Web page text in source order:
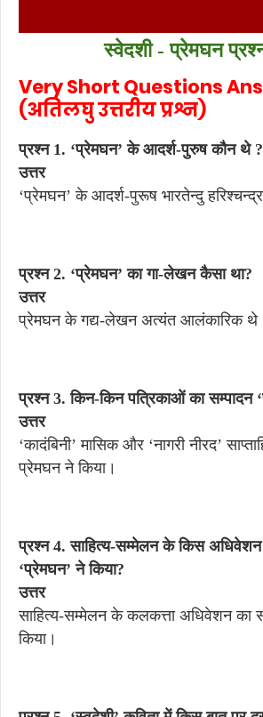
स्वेदशी - प्रेमघन
Very Short Questions
(अतिलघु उत्तरीय प्रश्न)
प्रश्न 1. ‘प्रेमघन’ के आदर्श-पुरुष कौन थे ?
उत्तर
‘प्रेमघन’ के आदर्श-पुरूष भारतेन्दु
प्रश्न 2. ‘प्रेमघन’ का गा-लेखन कैसा था?
उत्तर
प्रेमघन के गद्य-लेखन अत्यंत आलंकारिक
प्रश्न 3. किन-किन पत्रिकाओं का सम्पादन
उत्तर
‘कादंबिनी’ मासिक और ‘नागरी नीरद’
प्रेमघन ने किया।
प्रश्न 4. साहित्य-सम्मेलन के किस अधिवेशन
‘प्रेमघन’ ने किया?
उत्तर
साहित्य-सम्मेलन के कलकत्ता अधिवेशन का
किया।